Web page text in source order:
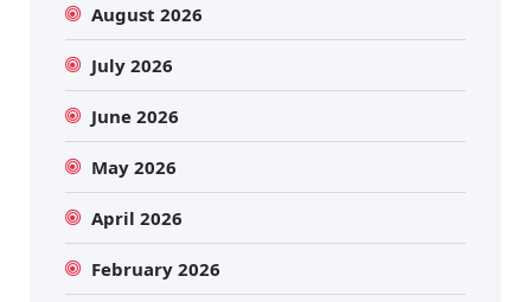
August 2026
July 2026
June 2026
May 2026
April 2026
February 2026